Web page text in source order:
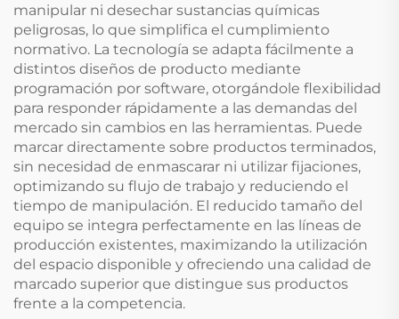
manipular ni desechar sustancias químicas
peligrosas, lo que simplifica el cumplimiento
normativo. La tecnología se adapta fácilmente a
distintos diseños de producto mediante
programación por software, otorgándole flexibilidad
para responder rápidamente a las demandas del
mercado sin cambios en las herramientas. Puede
marcar directamente sobre productos terminados,
sin necesidad de enmascarar ni utilizar fijaciones,
optimizando su flujo de trabajo y reduciendo el
tiempo de manipulación. El reducido tamaño del
equipo se integra perfectamente en las líneas de
producción existentes, maximizando la utilización
del espacio disponible y ofreciendo una calidad de
marcado superior que distingue sus productos
frente a la competencia.